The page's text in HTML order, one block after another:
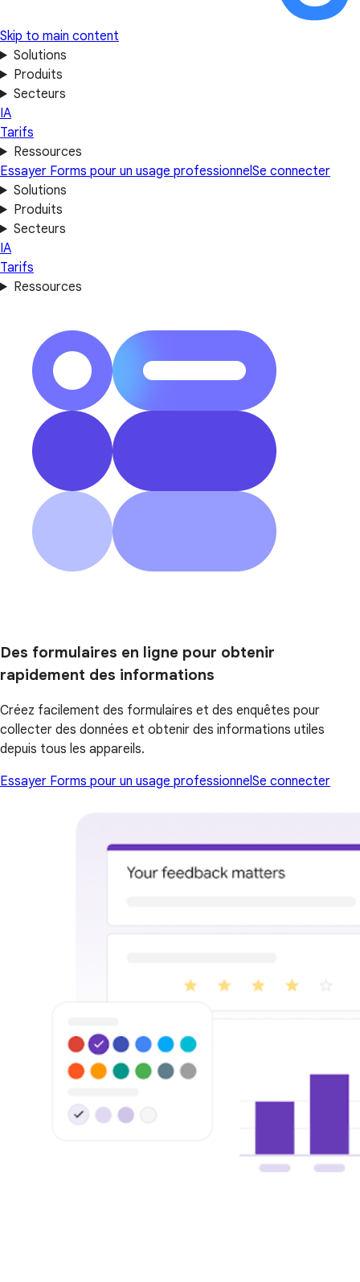
Skip to main content
Solutions
Produits
Secteurs
IA
Tarifs
Ressources
Essayer Forms pour un usage professionnelSe connecter
Solutions
Produits
Secteurs
IA
Tarifs
Ressources
Des formulaires en ligne pour obtenir
rapidement des informations
Créez facilement des formulaires et des enquêtes pour
collecter des données et obtenir des informations utiles
depuis tous les appareils.
Essayer Forms pour un usage professionnelSe connecter